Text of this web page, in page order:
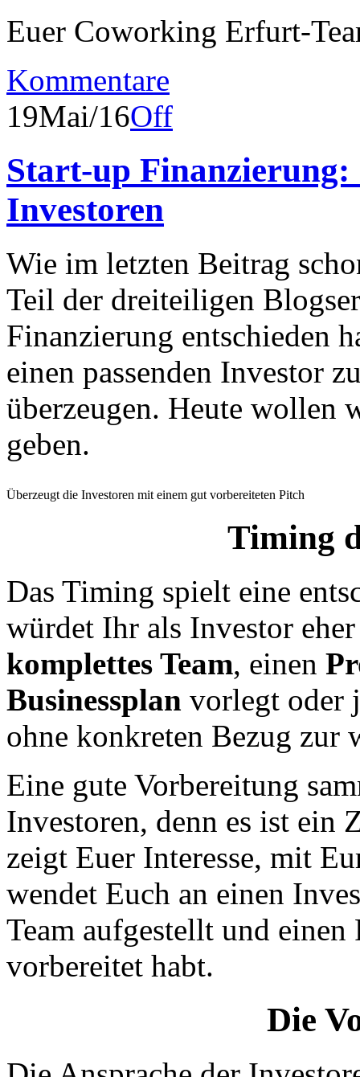
Euer Coworking Erfurt-
Kommentare
19Mai/16Off
Start-up Finanzierung:
Investoren
Wie im letzten Beitrag
Teil der dreiteiligen
Finanzierung entschieden
einen passenden Investor
überzeugen. Heute wollen
geben.
Überzeugt die Investoren mit einem gut vorbereiteten Pitch
Timing
Das Timing spielt eine
würdet Ihr als Investor
komplettes Team, einen
Businessplan vorlegt oder
ohne konkreten Bezug zur
Eine gute Vorbereitung
Investoren, denn es ist ein
zeigt Euer Interesse, mit
wendet Euch an einen
Team aufgestellt und
vorbereitet habt.
Die